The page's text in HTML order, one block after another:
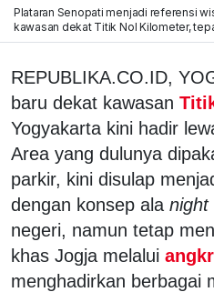
Plataran Senopati menjadi referensi
kawasan dekat Titik Nol Kilometer,
REPUBLIKA.CO.ID,
baru dekat kawasan
Yogyakarta kini hadir
Area yang dulunya
parkir, kini disulap
dengan konsep ala night
negeri, namun tetap
khas Jogja melalui
menghadirkan berbagai